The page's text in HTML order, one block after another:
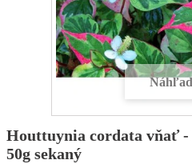
Houttuynia cordata vňať
50g sekaný